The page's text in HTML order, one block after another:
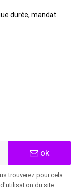
durée, mandat
ok
trouverez pour cela
du site.